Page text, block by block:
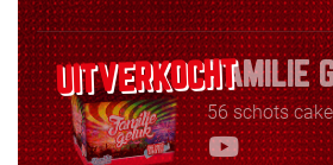
FAMILIE
56 schots cake